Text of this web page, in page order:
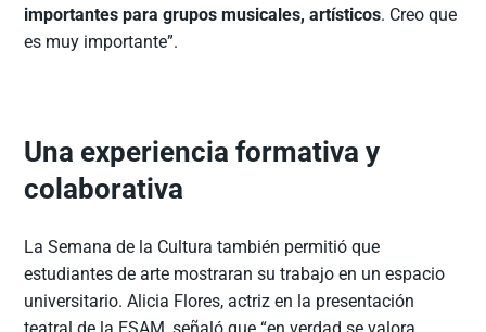
importantes para grupos musicales, artísticos. Creo que
es muy importante”.
Una experiencia formativa y
colaborativa
La Semana de la Cultura también permitió que
estudiantes de arte mostraran su trabajo en un espacio
universitario. Alicia Flores, actriz en la presentación